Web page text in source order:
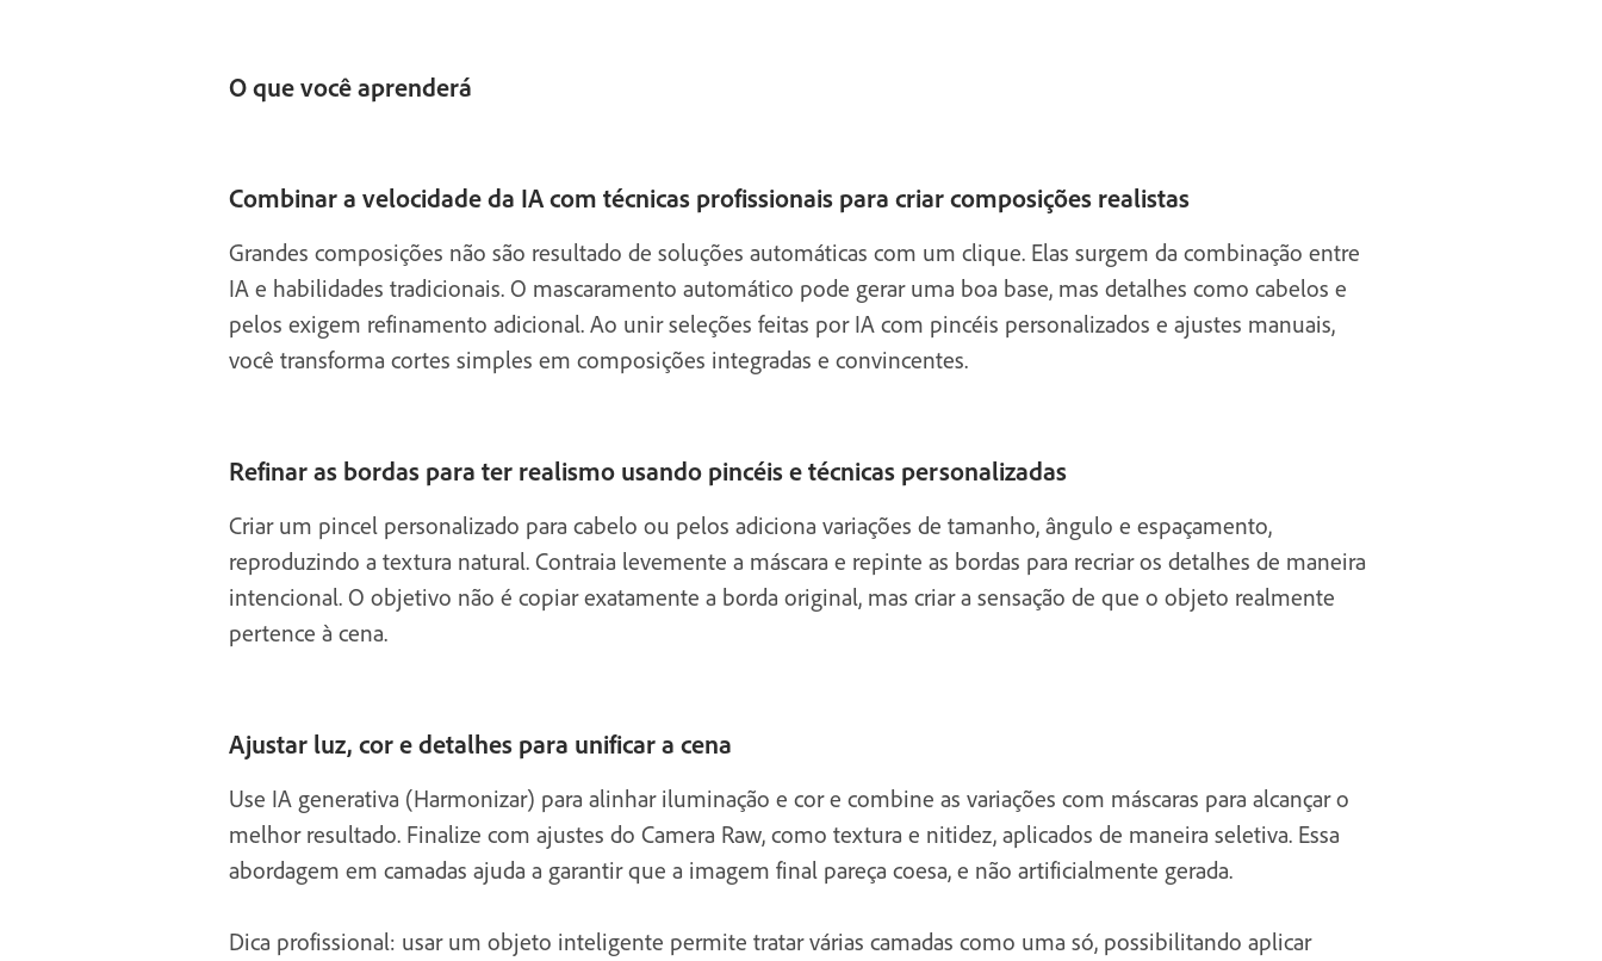
O que você aprenderá
Combinar a velocidade da IA com técnicas profissionais para criar composições realistas
Grandes composições não são resultado de soluções automáticas com um clique. Elas surgem da combinação entre
IA e habilidades tradicionais. O mascaramento automático pode gerar uma boa base, mas detalhes como cabelos e
pelos exigem refinamento adicional. Ao unir seleções feitas por IA com pincéis personalizados e ajustes manuais,
você transforma cortes simples em composições integradas e convincentes.
Refinar as bordas para ter realismo usando pincéis e técnicas personalizadas
Criar um pincel personalizado para cabelo ou pelos adiciona variações de tamanho, ângulo e espaçamento,
reproduzindo a textura natural. Contraia levemente a máscara e repinte as bordas para recriar os detalhes de maneira
intencional. O objetivo não é copiar exatamente a borda original, mas criar a sensação de que o objeto realmente
pertence à cena.
Ajustar luz, cor e detalhes para unificar a cena
Use IA generativa (Harmonizar) para alinhar iluminação e cor e combine as variações com máscaras para alcançar o
melhor resultado. Finalize com ajustes do Camera Raw, como textura e nitidez, aplicados de maneira seletiva. Essa
abordagem em camadas ajuda a garantir que a imagem final pareça coesa, e não artificialmente gerada.
Dica profissional: usar um objeto inteligente permite tratar várias camadas como uma só, possibilitando aplicar